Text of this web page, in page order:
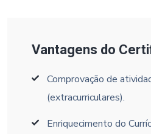
Vantagens do
Comprovação de
(extracurriculares).
Enriquecimento do